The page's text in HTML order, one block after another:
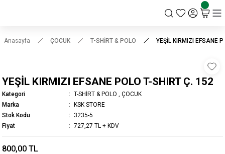
Anasayfa ÇOCUK T-SHİRT & POLO YEŞİL KIRMIZI EFSANE
YEŞİL KIRMIZI EFSANE POLO T-SHIRT Ç. 152
Kategori T-SHİRT & POLO
ÇOCUK
Marka
KSK STORE
Stok Kodu
3235-5
Fiyat
727,27 TL + KDV
800,00 TL